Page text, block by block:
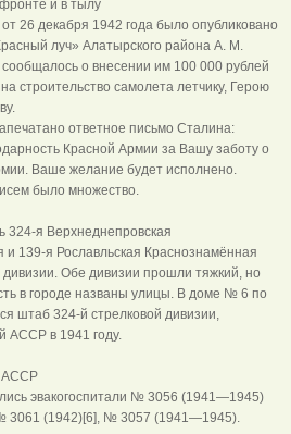
и в тылу
26 декабря 1942 года было опубликовано
луч» Алатырского района А. М.
о внесении им 100 000 рублей
строительство самолета летчику, Герою
ответное письмо Сталина:
Красной Армии за Вашу заботу о
Ваше желание будет исполнено.
было множество.
324-я Верхнеднепровская
и 139-я Рославльская Краснознамённая
Обе дивизии прошли тяжкий, но
в городе названы улицы. В доме № 6 по
штаб 324-й стрелковой дивизии,
АССР в 1941 году.
АССР
эвакогоспитали № 3056 (1941—1945)
3061 (1942)[6], № 3057 (1941—1945).